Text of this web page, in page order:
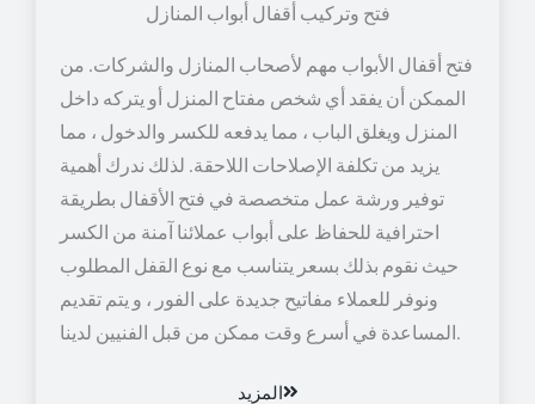
فتح وتركيب أقفال أبواب المنازل
فتح أقفال الأبواب مهم لأصحاب المنازل والشركات. من
الممكن أن يفقد أي شخص مفتاح المنزل أو يتركه داخل
المنزل ويغلق الباب ، مما يدفعه للكسر والدخول ، مما
يزيد من تكلفة الإصلاحات اللاحقة. لذلك ندرك أهمية
توفير ورشة عمل متخصصة في فتح الأقفال بطريقة
احترافية للحفاظ على أبواب عملائنا آمنة من الكسر
حيث نقوم بذلك بسعر يتناسب مع نوع القفل المطلوب
ونوفر للعملاء مفاتيح جديدة على الفور ، و يتم تقديم
المساعدة في أسرع وقت ممكن من قبل الفنيين لدينا.
المزيد